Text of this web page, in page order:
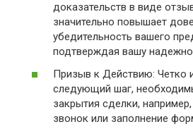
доказательств в виде
значительно повышает
убедительность вашего
подтверждая вашу
Призыв к Действию: Четко
следующий шаг,
закрытия сделки,
звонок или заполнение